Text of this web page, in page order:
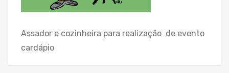
Assador e cozinheira para realização de evento
cardápio